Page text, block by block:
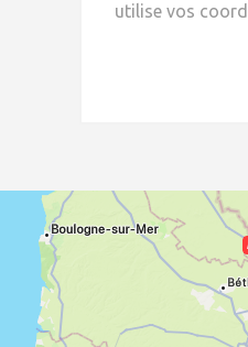
utilise vos